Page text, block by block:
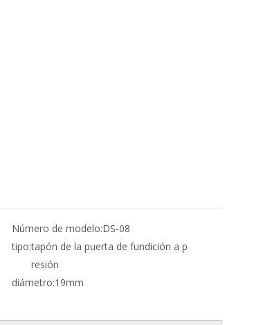
Número de modelo:DS-08
tipo:tapón de la puerta de fundición a p
resión
diámetro:19mm